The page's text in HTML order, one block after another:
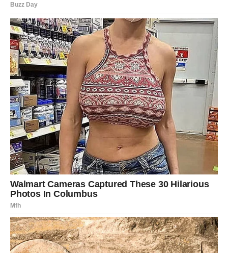
za rast. Ova kombinacija mentorstva i konkurencije može
doneti nove ideje i praktično rešenje za izazove s kojima se
muzička industrija suočava.
Zaključak: Evolucija Muzičke Scene
Muzička scena Balkana je bogata i raznolika, sa mnogim
talentovanim izvođačima koji ostavljaju svoj trag. Lepa Brena i
Aleksandra Prijović su samo dve od mnogih zvezda koje čine
ovu scenu živom i dinamičnom. Njihova interakcija, iako
ponekad obeležena rivalstvom, donosi dodatnu dinamiku i
uzbuđenje koje je odlično za fanove.
Bez obzira na to ko je na
vrhu, jedno je sigurno – muzička scena će se i dalje razvijati i
pružati nezaboravne trenutke ljubiteljima muzike.
Ova
konkurencija ne samo da podstiče umetnice da budu bolje,
već doprinosi bogatstvu muzičkog izraza, što je ključno za
održavanje raznolikosti i kreativnosti u muzičkom svetu.Kako
se muzička scena nastavlja razvijati, možemo očekivati nove
talente koji će se pojaviti na horizontu, kao i nova saradnička